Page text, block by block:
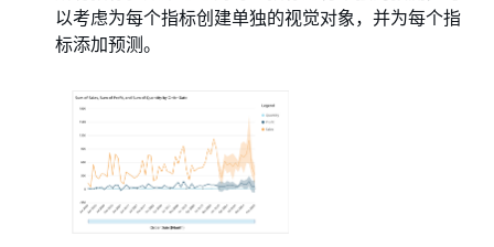
以考虑为每个指标创建单独的视觉对象，并为每个指
标添加预测。